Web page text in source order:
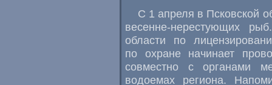
С 1 апреля в Псковской
весенне-нерестующих
области по
по охране начинает
совместно с органами
водоемах региона.